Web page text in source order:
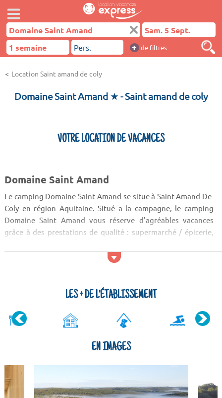
+ de filtres
Location Saint amand de coly
Domaine Saint Amand ★- Saint amand de coly
VOTRE LOCATION DE VACANCES
Domaine Saint Amand
Le camping Domaine Saint Amand se situe à Saint-Amand-De-
Coly en région Aquitaine. Situé a la campagne, le camping
Domaine Saint Amand vous réserve d'agréables vacances
grâce à des prestations de qualité : supermarché / épicerie,
départ idéal pour découvrir la région Aquitaine, vous serez
LES + DE L'ÉTABLISSEMENT
EN IMAGES